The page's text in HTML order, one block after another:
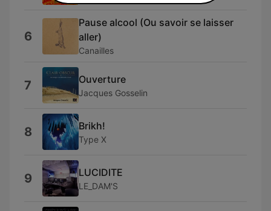
6
Pause alcool (Ou savoir se laisser
aller)
Canailles
7 Ouverture
Jacques Gosselin
8 Brikh!
Type X
9 LUCIDITE
LE_DAM'S